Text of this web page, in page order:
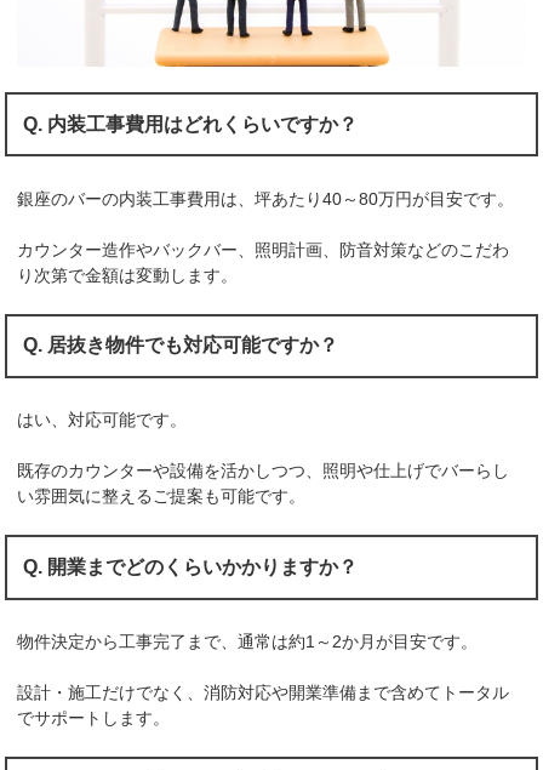
Q. 内装工事費用はどれくらいですか？
銀座のバーの内装工事費用は、坪あたり40～80万円が目安です。
カウンター造作やバックバー、照明計画、防音対策などのこだわ
り次第で金額は変動します。
Q. 居抜き物件でも対応可能ですか？
はい、対応可能です。
既存のカウンターや設備を活かしつつ、照明や仕上げでバーらし
い雰囲気に整えるご提案も可能です。
Q. 開業までどのくらいかかりますか？
物件決定から工事完了まで、通常は約1～2か月が目安です。
設計・施工だけでなく、消防対応や開業準備まで含めてトータル
でサポートします。